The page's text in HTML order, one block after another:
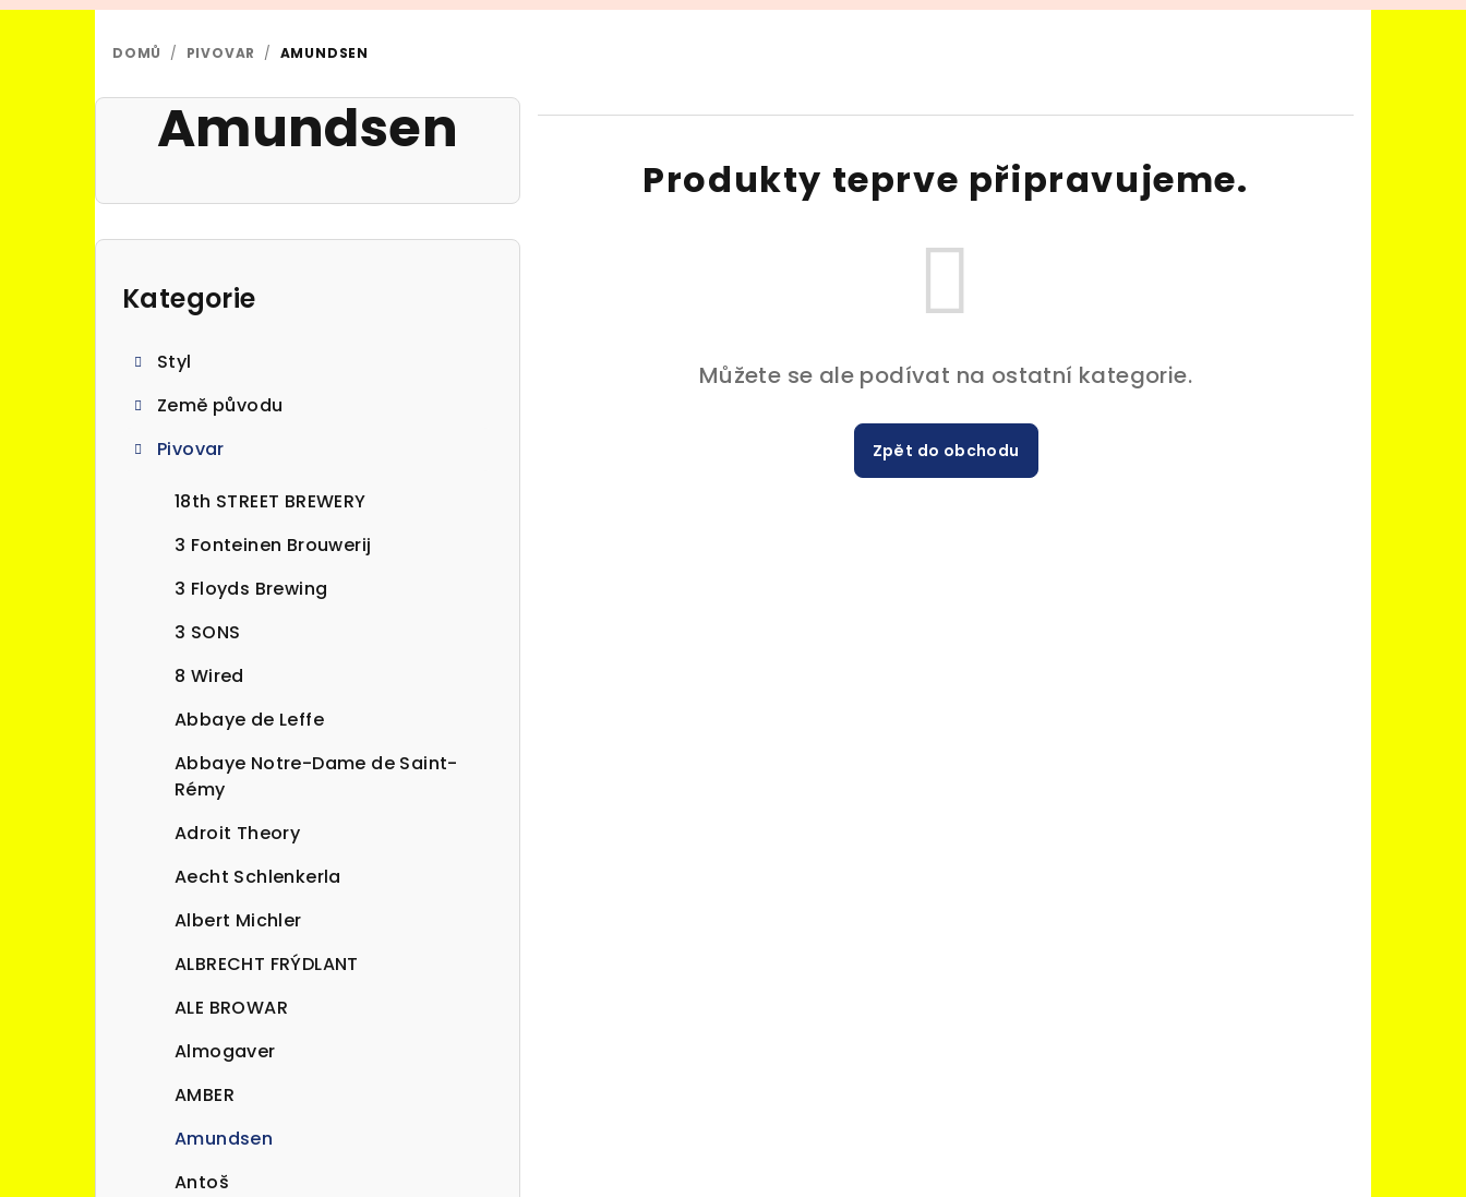
DOMŮ / PIVOVAR / AMUNDSEN
Amundsen
P
Přeskočit
kategorie
Kategorie
Styl
Země původu
Pivovar
18th STREET BREWERY
3 Fonteinen Brouwerij
3 Floyds Brewing
3 SONS
8 Wired
Abbaye de Leffe
Abbaye Notre-Dame de Saint-
Rémy
Adroit Theory
Aecht Schlenkerla
Albert Michler
ALBRECHT FRÝDLANT
ALE BROWAR
Almogaver
AMBER
Amundsen
Antoš
Produkty teprve připravujeme.
Můžete se ale podívat na ostatní kategorie.
Zpět do obchodu